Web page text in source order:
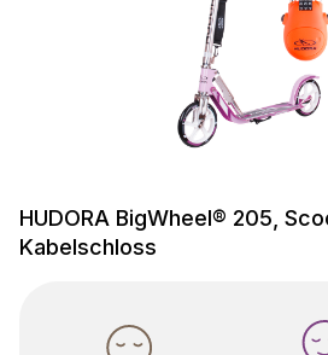
HUDORA BigWheel® 205,
Kabelschloss